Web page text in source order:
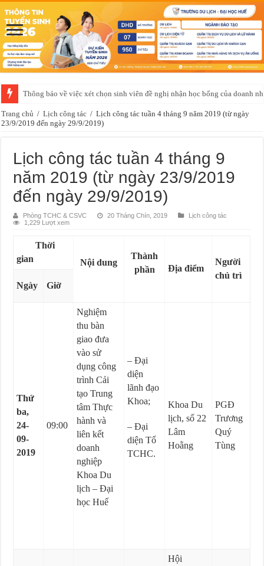
Thông báo về việc xét chọn sinh viên đề nghị nhận học bổng của doanh
Trang chủ / Lịch công tác / Lịch công tác tuần 4 tháng 9 năm 2019 (từ ngày
23/9/2019 đến ngày 29/9/2019)
Lịch công tác tuần 4 tháng 9
năm 2019 (từ ngày 23/9/2019
đến ngày 29/9/2019)
Phòng TCHC & CSVC 20 Tháng Chín, 2019
Lịch công tác
1,229 Lượt xem
Thời
gian
Nội dung
Thành
phần
Địa điểm
Người
chủ trì
Ngày
Giờ
Thứ
ba,
24-
09-
2019
09:00
Nghiệm
thu bàn
giao đưa
vào sử
dụng công
trình Cải
tạo Trung
tâm Thực
hành và
liên kết
doanh
nghiệp
Khoa Du
lịch – Đại
học Huế
– Đại
diện
lãnh đạo
Khoa;
– Đại
diện Tổ
TCHC.
Khoa Du
lịch, số 22
Lâm
Hoằng
PGĐ
Trương
Quý
Tùng
Hội